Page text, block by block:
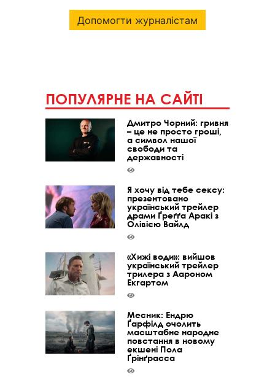
Допомогти журналістам
ПОПУЛЯРНЕ НА САЙТІ
Дмитро Чорний: гривня
– це не просто гроші,
а символ нашої
свободи та
державності
Я хочу від тебе сексу:
презентовано
український трейлер
драми Ґреґґа Аракі з
Олівією Вайлд
«Хижі води»: вийшов
український трейлер
трилера з Аароном
Екгартом
Месник: Ендрю
Ґарфілд очолить
масштабне народне
повстання в новому
екшені Пола
Ґрінґрасса